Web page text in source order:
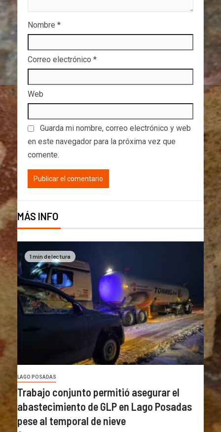
Nombre *
Correo electrónico *
Web
Guarda mi nombre, correo electrónico y web
en este navegador para la próxima vez que
comente.
MÁS INFO
1 min de lectura
LAGO POSADAS
Trabajo conjunto permitió asegurar el
abastecimiento de GLP en Lago Posadas
pese al temporal de nieve